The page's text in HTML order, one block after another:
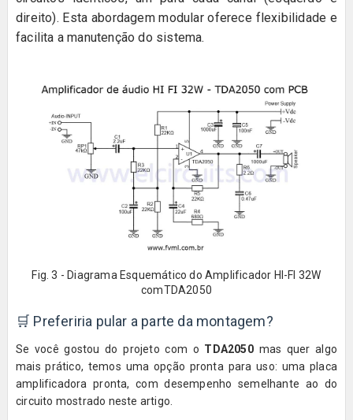
direito). Esta abordagem modular oferece flexibilidade e
facilita a manutenção do sistema.
Fig. 3 - Diagrama Esquemático do Amplificador HI-FI 32W
comTDA2050
🛒 Preferiria pular a parte da montagem?
Se você gostou do projeto com o TDA2050mas quer algo
mais prático, temos uma opção pronta para uso: uma placa
amplificadora pronta, com desempenho semelhante ao do
circuito mostrado neste artigo.